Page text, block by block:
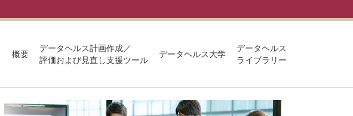
概要
データヘルス計画作成／
評価および見直し支援ツール
データヘルス大学
データヘルス
ライブラリー